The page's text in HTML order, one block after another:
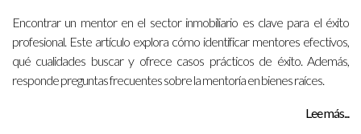
Encontrar un mentor en el sector inmobiliario es clave para el éxito
profesional. Este artículo explora cómo identificar mentores efectivos,
qué cualidades buscar y ofrece casos prácticos de éxito. Además,
responde preguntas frecuentes sobre la mentoría en bienes raíces.
Lee más...